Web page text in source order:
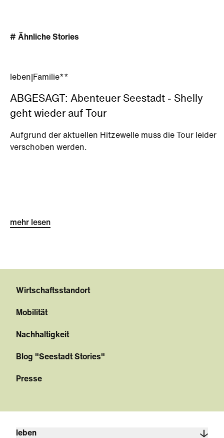
# Ähnliche Stories
leben Familie**
ABGESAGT: Abenteuer Seestadt - Shelly
geht wieder auf Tour
Aufgrund der aktuellen Hitzewelle muss die Tour leider
verschoben werden.
mehr lesen
Wirtschaftsstandort
Mobilität
Nachhaltigkeit
Blog "Seestadt Stories"
Presse
leben